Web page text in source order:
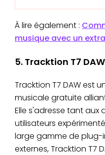
À lire également :
musique avec un
5. Tracktion T7 DAW
Tracktion T7 DAW est
musicale gratuite
Elle s'adresse tant
utilisateurs
large gamme de plug-
externes, Tracktion T7